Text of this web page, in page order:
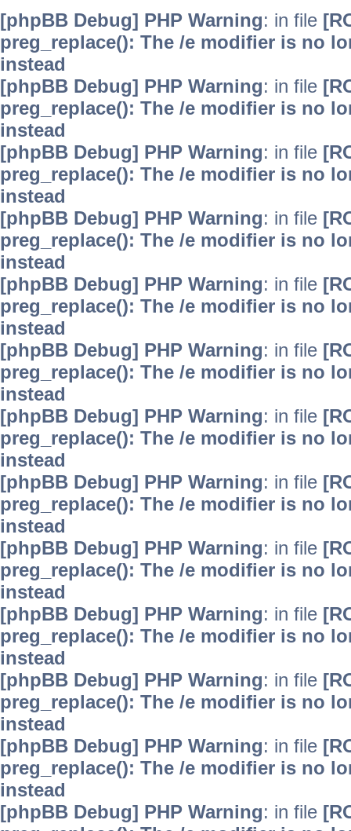
[phpBB Debug] PHP Warning: in file
preg_replace(): The /e modifier is no
instead
[phpBB Debug] PHP Warning: in file
preg_replace(): The /e modifier is no
instead
[phpBB Debug] PHP Warning: in file
preg_replace(): The /e modifier is no
instead
[phpBB Debug] PHP Warning: in file
preg_replace(): The /e modifier is no
instead
[phpBB Debug] PHP Warning: in file
preg_replace(): The /e modifier is no
instead
[phpBB Debug] PHP Warning: in file
preg_replace(): The /e modifier is no
instead
[phpBB Debug] PHP Warning: in file
preg_replace(): The /e modifier is no
instead
[phpBB Debug] PHP Warning: in file
preg_replace(): The /e modifier is no
instead
[phpBB Debug] PHP Warning: in file
preg_replace(): The /e modifier is no
instead
[phpBB Debug] PHP Warning: in file
preg_replace(): The /e modifier is no
instead
[phpBB Debug] PHP Warning: in file
preg_replace(): The /e modifier is no
instead
[phpBB Debug] PHP Warning: in file
preg_replace(): The /e modifier is no
instead
[phpBB Debug] PHP Warning: in file